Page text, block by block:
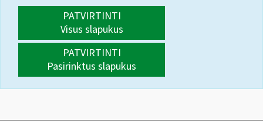
PATVIRTINTI
Visus slapukus
PATVIRTINTI
Pasirinktus slapukus